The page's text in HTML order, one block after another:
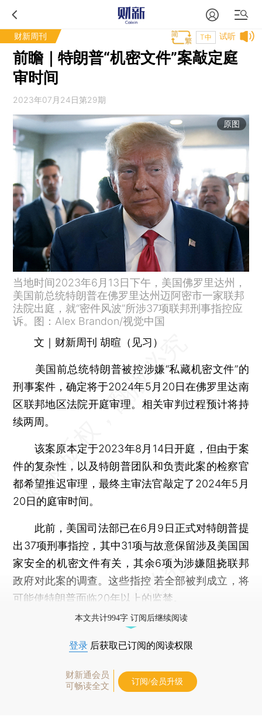
财新周刊 试听
T中
前瞻｜特朗普“机密文件”案敲定庭
审时间
2023年07月24日第29期
原图
当地时间2023年6月13日下午，美国佛罗里达州，
美国前总统特朗普在佛罗里达州迈阿密市一家联邦
法院出庭，就“密件风波”所涉37项联邦刑事指控应
诉。图：Alex Brandon/视觉中国
文｜财新周刊 胡暄（见习）
美国前总统特朗普被控涉嫌“私藏机密文件”的
刑事案件，确定将于2024年5月20日在佛罗里达南
区联邦地区法院开庭审理。相关审判过程预计将持
续两周。
该案原本定于2023年8月14日开庭，但由于案
件的复杂性，以及特朗普团队和负责此案的检察官
都希望推迟审理，最终主审法官敲定了2024年5月
20日的庭审时间。
此前，美国司法部已在6月9日正式对特朗普提
出37项刑事指控，其中31项与故意保留涉及美国国
家安全的机密文件有关，其余6项为涉嫌阻挠联邦
政府对此案的调查。这些指控 若全部被判成立，将
可能使特朗普面临20年以上的监禁。
本文共计994字 订阅后继续阅读
登录 后获取已订阅的阅读权限
财新通会员
可畅读全文
订阅/会员升级